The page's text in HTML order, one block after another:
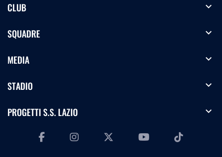
CLUB expand_more
SQUADRE expand_more
MEDIA expand_more
STADIO expand_more
PROGETTI S.S. LAZIO expand_more